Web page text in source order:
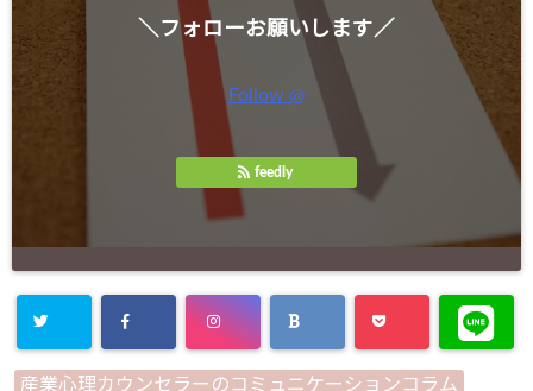
＼フォローお願いします／
Follow @
feedly
産業心理カウンセラーのコミュニケーションコラム